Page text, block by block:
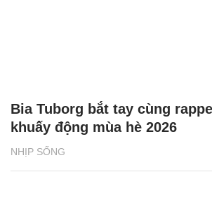
NHỊP SỐNG
Bia Tuborg bắt tay cùng
khuấy động mùa hè 2026